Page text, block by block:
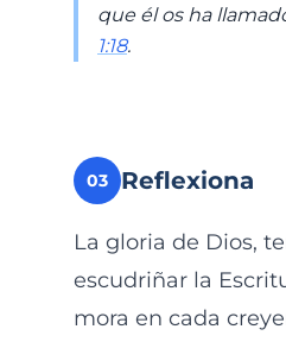
que él os ha
1:18.
03 Reflexiona
La gloria de Dios,
escudriñar la
mora en cada